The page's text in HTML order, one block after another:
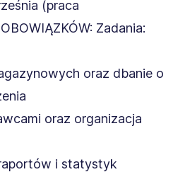
(praca
Zadania:
oraz dbanie o
oraz organizacja
i statystyk